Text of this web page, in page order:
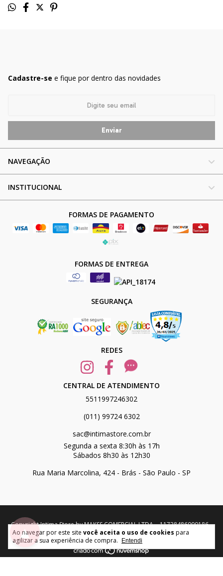
Ao navegar por este site você aceita o uso de cookies para
agilizar a sua experiência de compra.
Entendi
Cadastre-se e fique por dentro das novidades
NAVEGAÇÃO
INSTITUCIONAL
FORMAS DE PAGAMENTO
FORMAS DE ENTREGA
SEGURANÇA
REDES
CENTRAL DE ATENDIMENTO
5511997246302
(011) 99724 6302
sac@intimastore.com.br
Segunda a sexta 8:30h às 17h
Sábados 8h30 às 12h30
Rua Maria Marcolina, 424 - Brás - São Paulo - SP
Copyright Intima Store by MAKSS COMERCIAL LTDA. - 11738486000186 -
2026. Todos os direitos reservados.
▲